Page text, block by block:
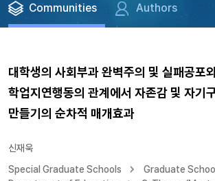
Communities Authors
대학생의 사회부과 완벽주의 및 실패공포
학업지연행동의 관계에서 자존감 및 자기
만들기의 순차적 매개효과
신재욱
Special Graduate Schools
Graduate